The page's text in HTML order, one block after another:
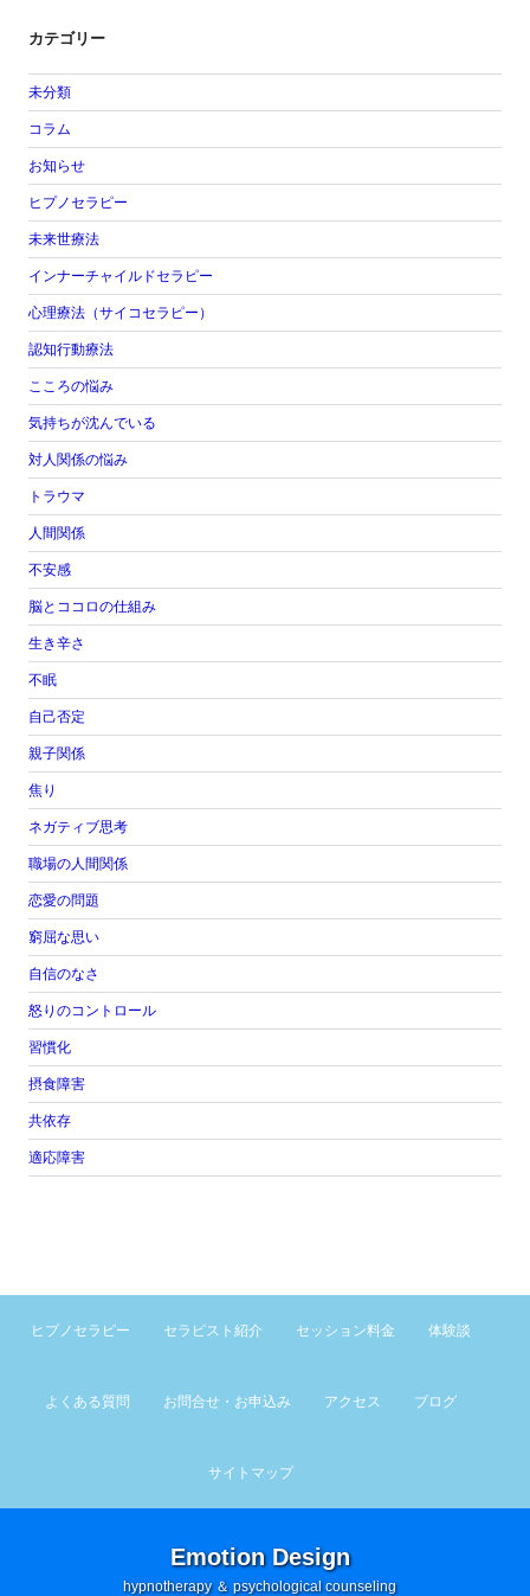
カテゴリー
未分類
コラム
お知らせ
ヒプノセラピー
未来世療法
インナーチャイルドセラピー
心理療法（サイコセラピー）
認知行動療法
こころの悩み
気持ちが沈んでいる
対人関係の悩み
トラウマ
人間関係
不安感
脳とココロの仕組み
生き辛さ
不眠
自己否定
親子関係
焦り
ネガティブ思考
職場の人間関係
恋愛の問題
窮屈な思い
自信のなさ
怒りのコントロール
習慣化
摂食障害
共依存
適応障害
ヒプノセラピー セラピスト紹介 セッション料金 体験談
よくある質問 お問合せ・お申込み アクセス ブログ
サイトマップ
Emotion Design
hypnotherapy ＆ psychological counseling